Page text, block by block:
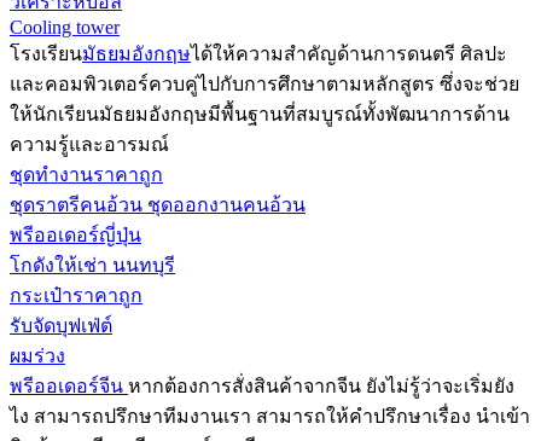
Cooling tower
โรงเรียนมัธยมอังกฤษได้ให้ความสำคัญด้านการดนตรี ศิลปะ
และคอมพิวเตอร์ควบคู่ไปกับการศึกษาตามหลักสูตร ซึ่งจะช่วย
ให้นักเรียนมัธยมอังกฤษมีพื้นฐานที่สมบูรณ์ทั้งพัฒนาการด้าน
ความรู้และอารมณ์
ชุดทำงานราคาถูก
ชุดราตรีคนอ้วน ชุดออกงานคนอ้วน
พรีออเดอร์ญี่ปุ่น
โกดังให้เช่า นนทบุรี
กระเป๋าราคาถูก
รับจัดบุฟเฟ่ต์
ผมร่วง
พรีออเดอร์จีน หากต้องการสั่งสินค้าจากจีน ยังไม่รู้ว่าจะเริ่มยัง
ไง สามารถปรึกษาทีมงานเรา สามารถให้คำปรึกษาเรื่อง นำเข้า